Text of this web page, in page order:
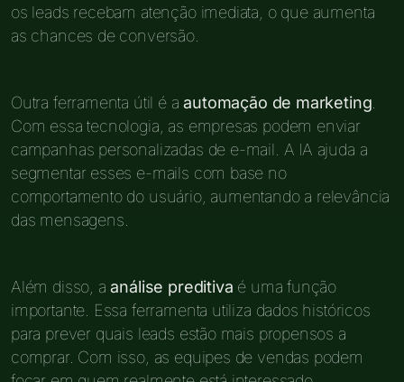
os leads recebam atenção imediata, o que aumenta
as chances de conversão.
Outra ferramenta útil é aautomação de marketing
Com essa tecnologia, as empresas podem enviar
campanhas personalizadas de e-mail. A IA ajuda a
segmentar esses e-mails com base no
comportamento do usuário, aumentando a relevância
das mensagens.
Além disso, aanálise preditiva é uma função
importante. Essa ferramenta utiliza dados históricos
para prever quais leads estão mais propensos a
comprar. Com isso, as equipes de vendas podem